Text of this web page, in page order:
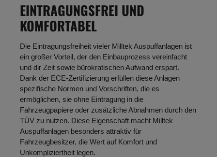
EINTRAGUNGSFREI UND
KOMFORTABEL
Die Eintragungsfreiheit vieler Milltek Auspuffanlagen ist
ein großer Vorteil, der den Einbauprozess vereinfacht
und dir Zeit sowie bürokratischen Aufwand erspart.
Dank der ECE-Zertifizierung erfüllen diese Anlagen
spezifische Normen und Vorschriften, die es
ermöglichen, sie ohne Eintragung in die
Fahrzeugpapiere oder zusätzliche Abnahmen durch den
TÜV zu nutzen. Diese Eigenschaft macht Milltek
Auspuffanlagen besonders attraktiv für
Fahrzeugbesitzer, die Wert auf Komfort und
Unkompliziertheit legen.